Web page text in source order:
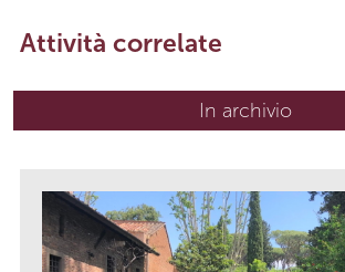
Attività correlate
In archivio